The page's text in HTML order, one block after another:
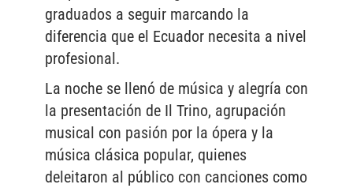
graduados a seguir marcando la
diferencia que el Ecuador necesita a nivel
profesional.
La noche se llenó de música y alegría con
la presentación de Il Trino, agrupación
musical con pasión por la ópera y la
música clásica popular, quienes
deleitaron al público con canciones como